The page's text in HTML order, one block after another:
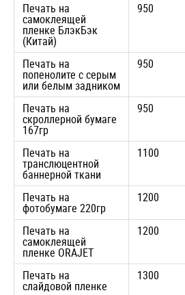
Печать на
самоклеящей
пленке БлэкБэк
(Китай)
950
Печать на
попенолите с серым
или белым задником
950
Печать на
скроллерной бумаге
167гр
950
Печать на
транслюцентной
баннерной ткани
1100
Печать на
фотобумаге 220гр
1200
Печать на
самоклеящей
пленке ORAJET
1200
Печать на
слайдовой пленке
1300